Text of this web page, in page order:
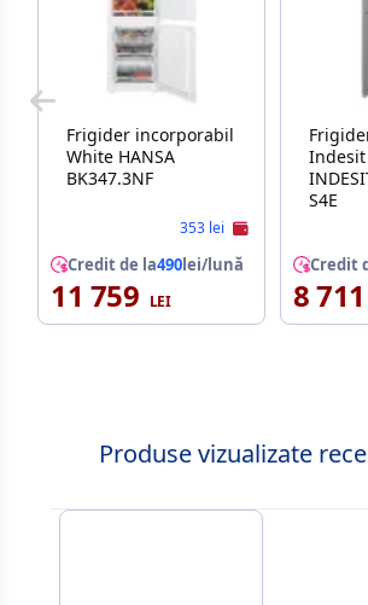
Frigider incorporabil
White HANSA
BK347.3NF
353 lei
Credit de la490lei/lună
11 759
S4E
Credit
8 711
Produse vizualizate